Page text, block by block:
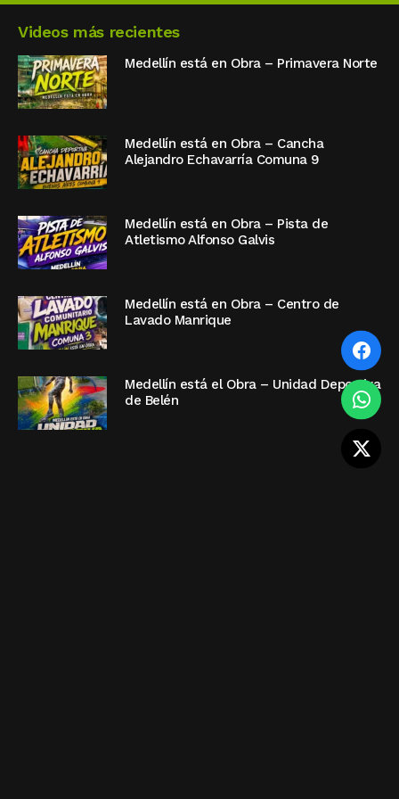
Videos más recientes
Medellín está en Obra – Primavera Norte
Medellín está en Obra – Cancha
Alejandro Echavarría Comuna 9
Medellín está en Obra – Pista de
Atletismo Alfonso Galvis
Medellín está en Obra – Centro de
Lavado Manrique
Medellín está el Obra – Unidad Deportiva
de Belén